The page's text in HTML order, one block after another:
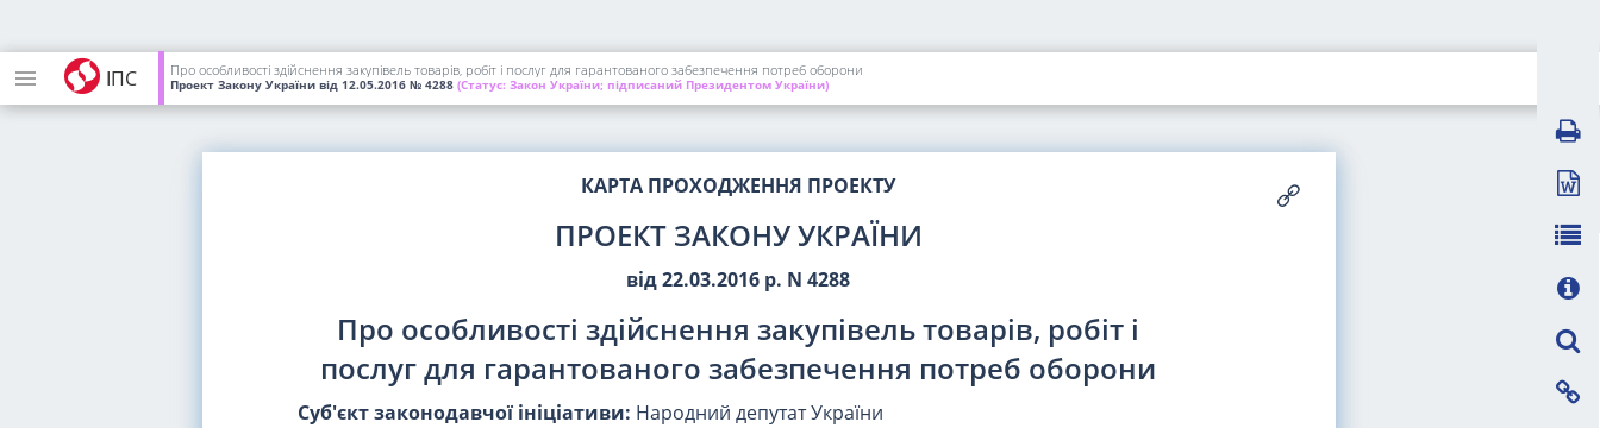
ІПС Про особливості здійснення закупівель товарів, робіт і послуг для гарантованого забезпечення потреб оборони
Проект Закону України від 12.05.2016 № 4288 (Статус: Закон України; підписаний Президентом України)
КАРТА ПРОХОДЖЕННЯ ПРОЕКТУ
ПРОЕКТ ЗАКОНУ УКРАЇНИ
від 22.03.2016 р. N 4288
Про особливості здійснення закупівель товарів, робіт і
послуг для гарантованого забезпечення потреб оборони
Суб'єкт законодавчої ініціативи: Народний депутат України